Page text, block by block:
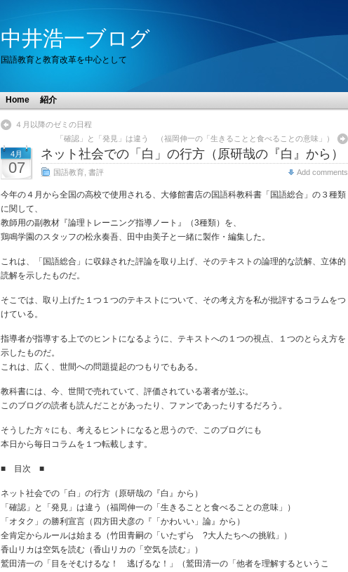
中井浩一ブログ
国語教育と教育改革を中心として
Home 紹介
４月以降のゼミの日程
「確認」と「発見」は違う （福岡伸一の「生きることと食べることの意味」）
4月
07
ネット社会での「白」の行方（原研哉の『白』から）
国語教育 書評 Add comments
今年の４月から全国の高校で使用される、大修館書店の国語科教科書「国語総合」の３種類
に関して、
教師用の副教材『論理トレーニング指導ノート』（3種類）を、
鶏鳴学園のスタッフの松永奏吾、田中由美子と一緒に製作・編集した。
これは、「国語総合」に収録された評論を取り上げ、そのテキストの論理的な読解、立体的
読解を示したものだ。
そこでは、取り上げた１つ１つのテキストについて、その考え方を私が批評するコラムをつ
けている。
指導者が指導する上でのヒントになるように、テキストへの１つの視点、１つのとらえ方を
示したものだ。
これは、広く、世間への問題提起のつもりでもある。
教科書には、今、世間で売れていて、評価されている著者が並ぶ。
このブログの読者も読んだことがあったり、ファンであったりするだろう。
そうした方々にも、考えるヒントになると思うので、このブログにも
本日から毎日コラムを１つ転載します。
■ 目次 ■
ネット社会での「白」の行方（原研哉の『白』から）
「確認」と「発見」は違う（福岡伸一の「生きることと食べることの意味」）
「オタク」の勝利宣言（四方田犬彦の『「かわいい」論』から）
全肯定からルールは始まる（竹田青嗣の「いたずら ?大人たちへの挑戦」）
香山リカは空気を読む（香山リカの「空気を読む」）
鷲田清一の「目をそむけるな！ 逃げるな！」（鷲田清一の「他者を理解するというこ